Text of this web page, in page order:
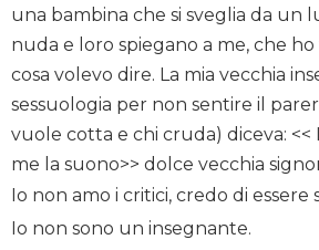
una bambina che si sveglia da un
nuda e loro spiegano a me, che
cosa volevo dire. La mia vecchia
sessuologia per non sentire il
vuole cotta e chi cruda) diceva: <<
me la suono>> dolce vecchia
Io non amo i critici, credo di
Io non sono un insegnante.